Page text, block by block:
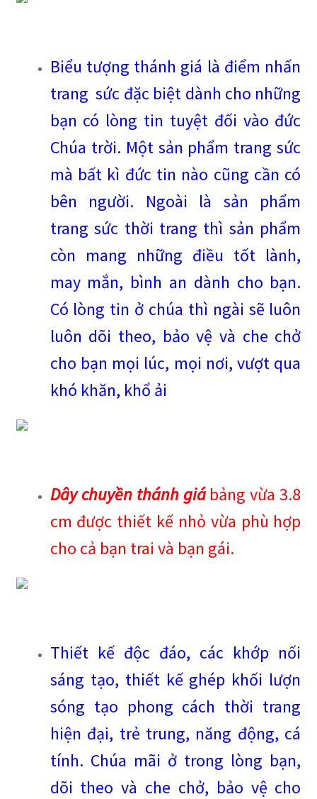
Biểu tượng thánh giá là điểm nhấn
trang sức đặc biệt dành cho những
bạn có lòng tin tuyệt đối vào đức
Chúa trời. Một sản phẩm trang sức
mà bất kì đức tin nào cũng cần có
bên người. Ngoài là sản phẩm
trang sức thời trang thì sản phẩm
còn mang những điều tốt lành,
may mắn, bình an dành cho bạn.
Có lòng tin ở chúa thì ngài sẽ luôn
luôn dõi theo, bảo vệ và che chở
cho bạn mọi lúc, mọi nơi, vượt qua
khó khăn, khổ ải
Dây chuyền thánh giábảng vừa 3.8
cm được thiết kế nhỏ vừa phù hợp
cho cả bạn trai và bạn gái.
Thiết kế độc đáo, các khớp nối
sáng tạo, thiết kế ghép khối lượn
sóng tạo phong cách thời trang
hiện đại, trẻ trung, năng động, cá
tính. Chúa mãi ở trong lòng bạn,
dõi theo và che chở, bảo vệ cho